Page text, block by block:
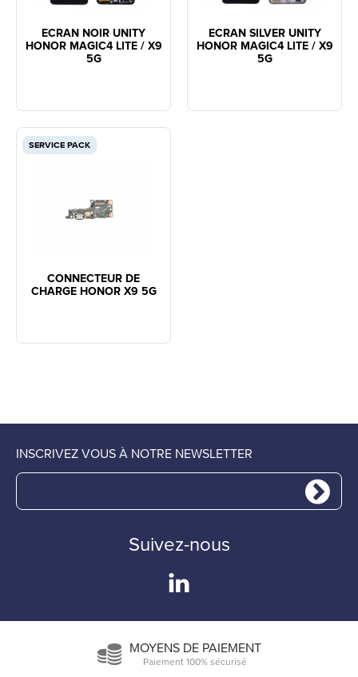
ECRAN NOIR UNITY
HONOR MAGIC4 LITE / X9
5G
ECRAN SILVER UNITY
HONOR MAGIC4 LITE / X9
5G
SERVICE PACK
CONNECTEUR DE
CHARGE HONOR X9 5G
INSCRIVEZ VOUS À NOTRE NEWSLETTER
Suivez-nous
MOYENS DE PAIEMENT
Paiement 100% sécurisé